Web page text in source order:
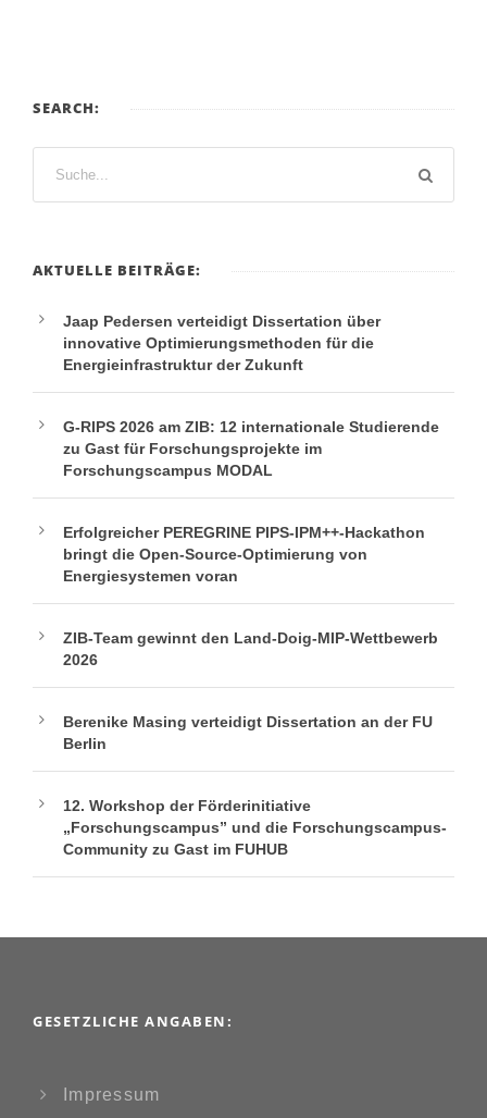
SEARCH:
AKTUELLE BEITRÄGE:
Jaap Pedersen verteidigt Dissertation über
innovative Optimierungsmethoden für die
Energieinfrastruktur der Zukunft
G-RIPS 2026 am ZIB: 12 internationale Studierende
zu Gast für Forschungsprojekte im
Forschungscampus MODAL
Erfolgreicher PEREGRINE PIPS-IPM++-Hackathon
bringt die Open-Source-Optimierung von
Energiesystemen voran
ZIB-Team gewinnt den Land-Doig-MIP-Wettbewerb
2026
Berenike Masing verteidigt Dissertation an der FU
Berlin
12. Workshop der Förderinitiative
„Forschungscampus” und die Forschungscampus-
Community zu Gast im FUHUB
GESETZLICHE ANGABEN:
Impressum